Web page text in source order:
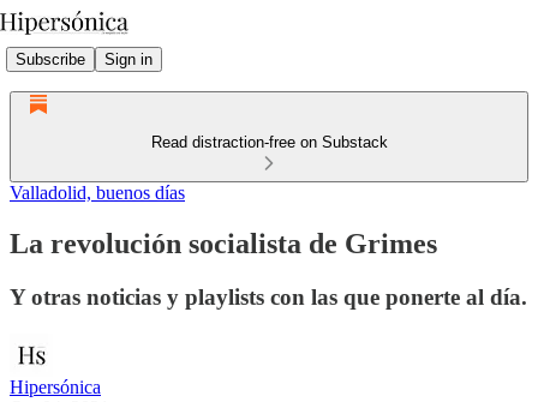
Subscribe Sign in
Read distraction-free on Substack
Valladolid, buenos días
La revolución socialista de Grimes
Y otras noticias y playlists con las que ponerte al día.
Hipersónica